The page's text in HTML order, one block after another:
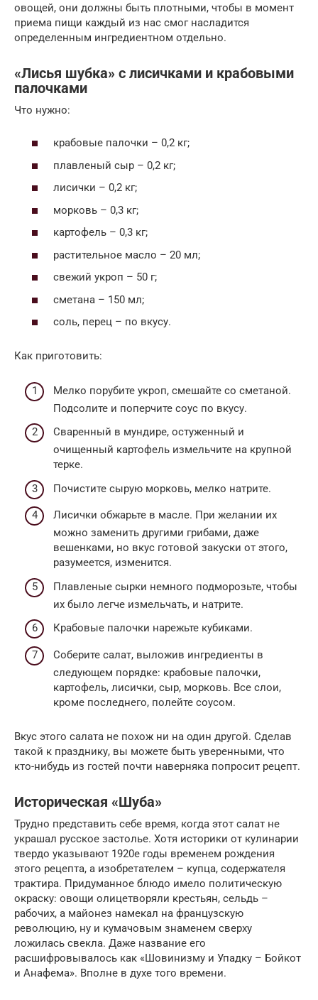
овощей, они должны быть плотными, чтобы в момент
приема пищи каждый из нас смог насладится
определенным ингредиентном отдельно.
«Лисья шубка» с лисичками и крабовыми
палочками
Что нужно:
крабовые палочки – 0,2 кг;
плавленый сыр – 0,2 кг;
лисички – 0,2 кг;
морковь – 0,3 кг;
картофель – 0,3 кг;
растительное масло – 20 мл;
свежий укроп – 50 г;
сметана – 150 мл;
соль, перец – по вкусу.
Как приготовить:
Мелко порубите укроп, смешайте со сметаной.
Подсолите и поперчите соус по вкусу.
Сваренный в мундире, остуженный и
очищенный картофель измельчите на крупной
терке.
Почистите сырую морковь, мелко натрите.
Лисички обжарьте в масле. При желании их
можно заменить другими грибами, даже
вешенками, но вкус готовой закуски от этого,
разумеется, изменится.
Плавленые сырки немного подморозьте, чтобы
их было легче измельчать, и натрите.
Крабовые палочки нарежьте кубиками.
Соберите салат, выложив ингредиенты в
следующем порядке: крабовые палочки,
картофель, лисички, сыр, морковь. Все слои,
кроме последнего, полейте соусом.
Вкус этого салата не похож ни на один другой. Сделав
такой к празднику, вы можете быть уверенными, что
кто-нибудь из гостей почти наверняка попросит рецепт.
Историческая «Шуба»
Трудно представить себе время, когда этот салат не
украшал русское застолье. Хотя историки от кулинарии
твердо указывают 1920е годы временем рождения
этого рецепта, а изобретателем – купца, содержателя
трактира. Придуманное блюдо имело политическую
окраску: овощи олицетворяли крестьян, сельдь –
рабочих, а майонез намекал на французскую
революцию, ну и кумачовым знаменем сверху
ложилась свекла. Даже название его
расшифровывалось как «Шовинизму и Упадку – Бойкот
и Анафема». Вполне в духе того времени.